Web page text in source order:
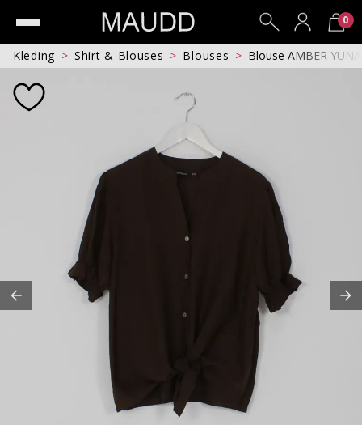
0
Kleding Shirt & Blouses Blouses Blouse AMBER YUNA